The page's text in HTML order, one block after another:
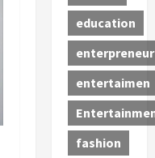
education
enterpreneur
entertaimen
fashion